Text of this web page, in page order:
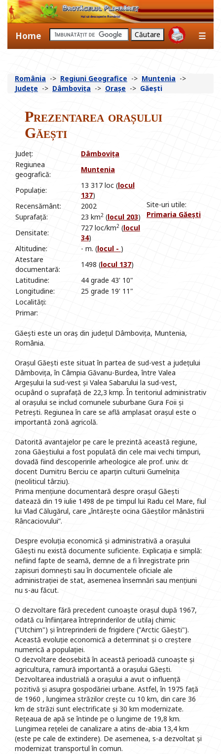
Home ☰
România -> Regiuni Geografice -> Muntenia ->
Județe -> Dâmbovița -> Orașe -> Găești
Prezentarea orașului
Găești
Județ: Dâmbovița
Site-uri utile:
Primaria Găești
Regiunea
geografică:
Muntenia
Populație:
13 317 loc (locul
137)
Recensământ:
2002
Suprafață:
23 km2 (locul 203)
Densitate:
727 loc/km2 (locul
34)
Altitudine:
- m. (locul - )
Atestare
documentară:
1498 (locul 137)
Latitudine:
44 grade 43' 10"
Longitudine:
25 grade 19' 11"
Localități:
Primar:
Găești este un oraș din județul Dâmbovița, Muntenia,
România.
Orașul Găești este situat în partea de sud-vest a județului
Dâmbovița, în Câmpia Găvanu-Burdea, între Valea
Argeșului la sud-vest și Valea Sabarului la sud-vest,
ocupând o suprafață de 22,3 kmp. În teritoriul administrativ
al orașului se includ comunele suburbane Gura Foii și
Petrești. Regiunea în care se află amplasat orașul este o
importantă zonă agricolă.
Datorită avantajelor pe care le prezintă această regiune,
zona Găeștiului a fost populată din cele mai vechi timpuri,
dovadă fiind descoperirile arheologice ale prof. univ. dr.
docent Dumitru Berciu ce aparțin culturii Gumelnița
(neoliticul târziu).
Prima mențiune documentară despre orașul Găești
datează din 19 iulie 1498 de pe timpul lui Radu cel Mare, fiul
lui Vlad Călugărul, care „întărește ocina Găeștilor mânăstirii
Râncaciovului”.
Despre evoluția economică și administrativă a orașului
Găești nu există documente suficiente. Explicația e simplă:
nefiind fapte de seamă, demne de a fi înregistrate prin
zapisuri domnești sau în documentele oficiale ale
administrației de stat, asemenea însemnări sau mențiuni
nu s-au făcut.
O dezvoltare fără precedent cunoaște orașul după 1967,
odată cu înființarea întreprinderilor de utilaj chimic
("Utchim") și întreprinderii de frigidere ("Arctic Găești").
Această evoluție economică a determinat și o creștere
numerică a populației.
O dezvoltare deosebită în această perioadă cunoaște și
agricultura, ramură importantă a orașului Găești.
Dezvoltarea industrială a orașului a avut o influență
pozitivă și asupra gospodăriei urbane. Astfel, în 1975 față
de 1960 , lungimea străzilor crește cu 10 km, din care 36
km de străzi sunt electrificate și 30 km modernizate.
Rețeaua de apă se întinde pe o lungime de 19,8 km.
Lungimea rețelei de canalizare a atins de-abia 13,4 km
(este pe cale de extindere). De asemenea, s-a dezvoltat și
modernizat transportul în comun.